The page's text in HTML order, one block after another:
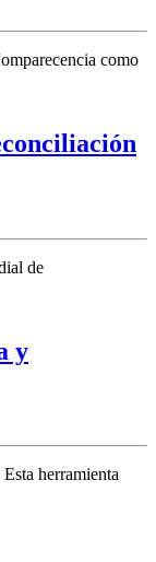
como
de
y
herramienta